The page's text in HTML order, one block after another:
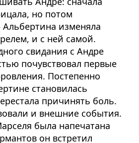
но потом
Альбертина изменяла
и с ней самой.
свидания с Андре
почувствовал первые
Постепенно
становилась
причинять боль.
и внешние события.
была напечатана
он встретил